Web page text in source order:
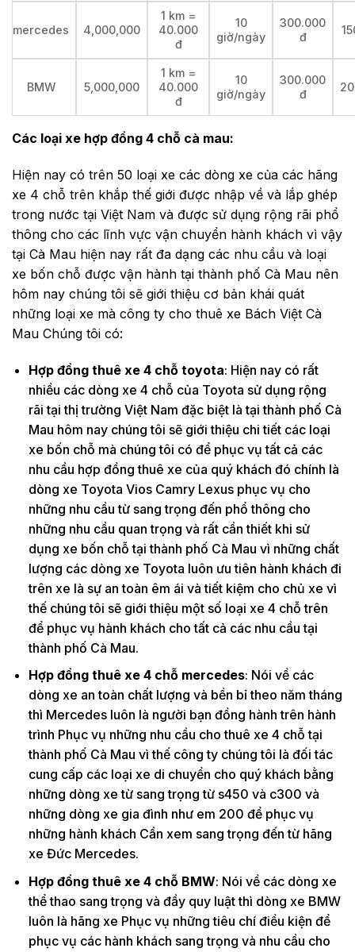
mercedes 4,000,000
1 km =
40.000
đ
10
giờ/ngày
300.000
đ
BMW 5,000,000
1 km =
40.000
đ
10
giờ/ngày
300.000
đ
Các loại xe hợp đồng 4 chỗ cà mau:
Hiện nay có trên 50 loại xe các dòng xe của các hãng
xe 4 chỗ trên khắp thế giới được nhập về và lắp ghép
trong nước tại Việt Nam và được sử dụng rộng rãi phổ
thông cho các lĩnh vực vận chuyển hành khách vì vậy
tại Cà Mau hiện nay rất đa dạng các nhu cầu và loại
xe bốn chỗ được vận hành tại thành phố Cà Mau nên
hôm nay chúng tôi sẽ giới thiệu cơ bản khái quát
những loại xe mà công ty cho thuê xe Bách Việt Cà
Mau Chúng tôi có:
Hợp đồng thuê xe 4 chỗ toyota: Hiện nay có rất
nhiều các dòng xe 4 chỗ của Toyota sử dụng rộng
rãi tại thị trường Việt Nam đặc biệt là tại thành phố Cà
Mau hôm nay chúng tôi sẽ giới thiệu chi tiết các loại
xe bốn chỗ mà chúng tôi có để phục vụ tất cả các
nhu cầu hợp đồng thuê xe của quý khách đó chính là
dòng xe Toyota Vios Camry Lexus phục vụ cho
những nhu cầu từ sang trọng đến phổ thông cho
những nhu cầu quan trọng và rất cần thiết khi sử
dụng xe bốn chỗ tại thành phố Cà Mau vì những chất
lượng các dòng xe Toyota luôn ưu tiên hành khách đi
trên xe là sự an toàn êm ái và tiết kiệm cho chủ xe vì
thế chúng tôi sẽ giới thiệu một số loại xe 4 chỗ trên
để phục vụ hành khách cho tất cả các nhu cầu tại
thành phố Cà Mau.
Hợp đồng thuê xe 4 chỗ mercedes: Nói về các
dòng xe an toàn chất lượng và bền bỉ theo năm tháng
thì Mercedes luôn là người bạn đồng hành trên hành
trình Phục vụ những nhu cầu cho thuê xe 4 chỗ tại
thành phố Cà Mau vì thế công ty chúng tôi là đối tác
cung cấp các loại xe di chuyển cho quý khách bằng
những dòng xe từ sang trọng từ s450 và c300 và
những dòng xe gia đình như em 200 để phục vụ
những hành khách Cần xem sang trọng đến từ hãng
xe Đức Mercedes.
Hợp đồng thuê xe 4 chỗ BMW: Nói về các dòng xe
thể thao sang trọng và đầy quy luật thì dòng xe BMW
luôn là hãng xe Phục vụ những tiêu chí điều kiện để
phục vụ các hành khách sang trọng và nhu cầu cho